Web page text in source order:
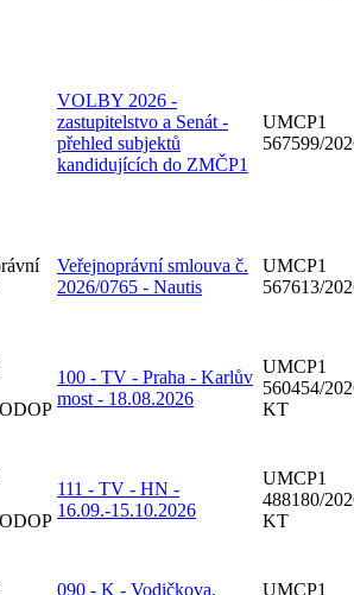
VOLBY 2026 -
zastupitelstvo a Senát -
přehled subjektů
kandidujících do ZMČP1
UMCP1
567599/
Veřejnoprávní smlouva č.
2026/0765 - Nautis
UMCP1
567613/
100 - TV - Praha - Karlův
most - 18.08.2026
UMCP1
560454/
KT
111 - TV - HN -
16.09.-15.10.2026
UMCP1
488180/
KT
090 - K - Vodičkova,
UMCP1